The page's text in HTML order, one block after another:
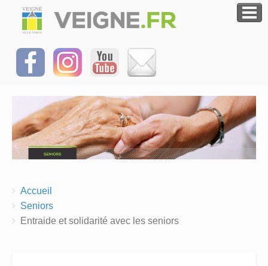
Breadcrumbs
You
are
here:
Accueil
Seniors
Entraide et solidarité avec les seniors